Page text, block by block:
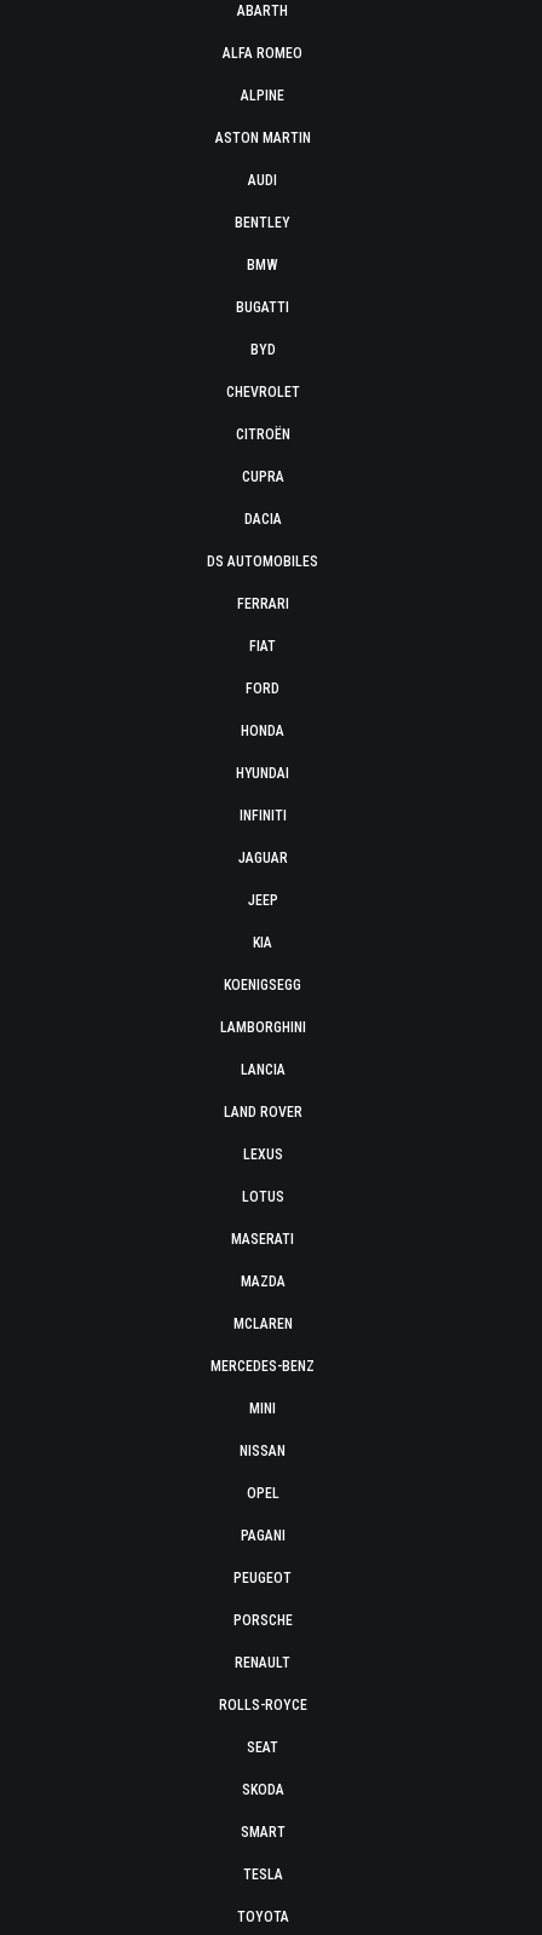
ABARTH
ALFA ROMEO
ALPINE
ASTON MARTIN
AUDI
BENTLEY
BMW
BUGATTI
BYD
CHEVROLET
CITROËN
CUPRA
DACIA
DS AUTOMOBILES
FERRARI
FIAT
FORD
HONDA
HYUNDAI
INFINITI
JAGUAR
JEEP
KIA
KOENIGSEGG
LAMBORGHINI
LANCIA
LAND ROVER
LEXUS
LOTUS
MASERATI
MAZDA
MCLAREN
MERCEDES-BENZ
MINI
NISSAN
OPEL
PAGANI
PEUGEOT
PORSCHE
RENAULT
ROLLS-ROYCE
SEAT
SKODA
SMART
TESLA
TOYOTA